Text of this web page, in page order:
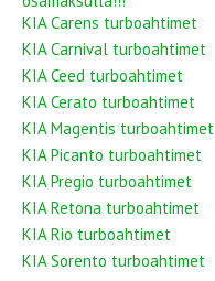
KIA Carens turboahtimet
KIA Carnival turboahtimet
KIA Ceed turboahtimet
KIA Cerato turboahtimet
KIA Magentis turboahtimet
KIA Picanto turboahtimet
KIA Pregio turboahtimet
KIA Retona turboahtimet
KIA Rio turboahtimet
KIA Sorento turboahtimet